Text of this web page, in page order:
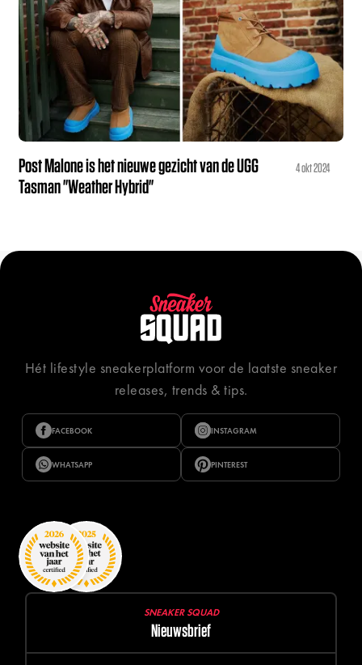
Post Malone is het nieuwe gezicht van de UGG
Tasman "Weather Hybrid"
4 okt 2024
Hét lifestyle sneakerplatform voor de laatste sneaker
releases, trends & tips.
FACEBOOK INSTAGRAM
WHATSAPP PINTEREST
SNEAKER SQUAD
Nieuwsbrief